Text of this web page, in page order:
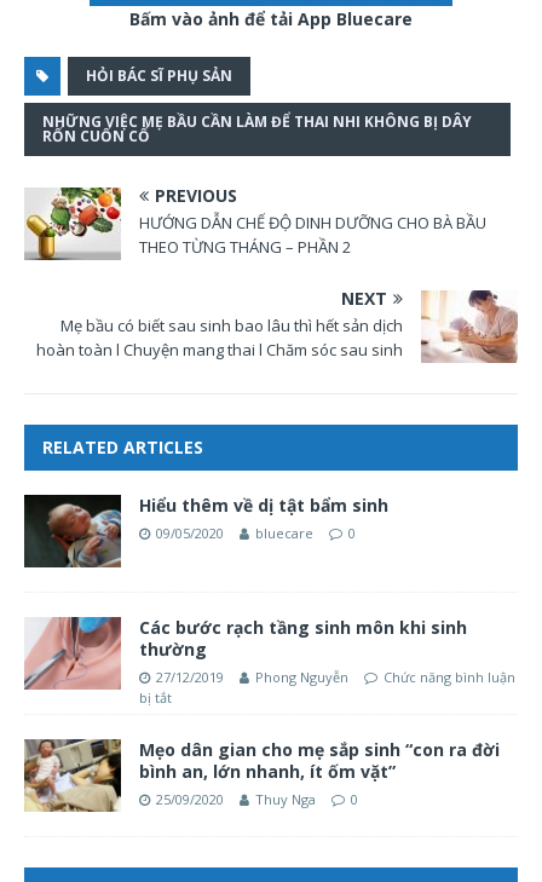
Bấm vào ảnh để tải App Bluecare
HỎI BÁC SĨ PHỤ SẢN
NHỮNG VIỆC MẸ BẦU CẦN LÀM ĐỂ THAI NHI KHÔNG BỊ DÂY
RỐN CUỐN CỔ
PREVIOUS
HƯỚNG DẪN CHẾ ĐỘ DINH DƯỠNG CHO BÀ BẦU
THEO TỪNG THÁNG – PHẦN 2
NEXT
Mẹ bầu có biết sau sinh bao lâu thì hết sản dịch
hoàn toàn l Chuyện mang thai l Chăm sóc sau sinh
RELATED ARTICLES
Hiểu thêm về dị tật bẩm sinh
09/05/2020 bluecare 0
Các bước rạch tầng sinh môn khi sinh
thường
27/12/2019 Phong Nguyễn
Chức năng bình luận
bị tắt
Mẹo dân gian cho mẹ sắp sinh “con ra đời
bình an, lớn nhanh, ít ốm vặt”
25/09/2020 Thuy Nga 0